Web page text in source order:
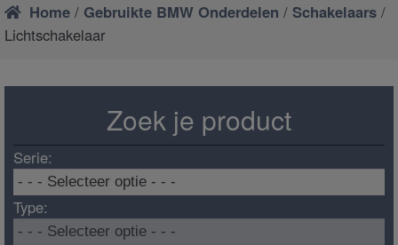
Home / Gebruikte BMW Onderdelen /Schakelaars /
Lichtschakelaar
Zoek je product
Serie:
Type: